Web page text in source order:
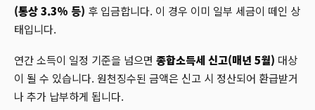
(통상 3.3% 등) 후 입금합니다. 이 경우 이미 일부 세금이 떼인 상
태입니다.
연간 소득이 일정 기준을 넘으면 종합소득세 신고(매년 5월) 대상
이 될 수 있습니다. 원천징수된 금액은 신고 시 정산되어 환급받거
나 추가 납부하게 됩니다.